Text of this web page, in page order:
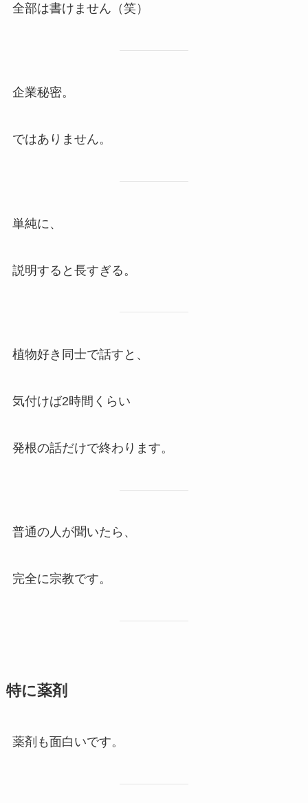
全部は書けません（笑）
企業秘密。
ではありません。
単純に、
説明すると長すぎる。
植物好き同士で話すと、
気付けば2時間くらい
発根の話だけで終わります。
普通の人が聞いたら、
完全に宗教です。
特に薬剤
薬剤も面白いです。